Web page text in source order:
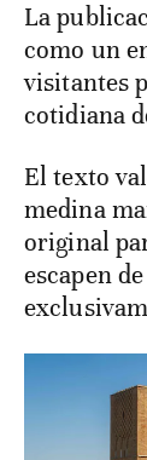
La
como un
visitantes
cotidiana
El texto
medina
original
escapen